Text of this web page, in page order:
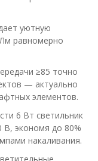
уютную
равномерно
≥85 точно
— актуально
элементов.
6 Вт светильник
В, экономя до 80%
накаливания.